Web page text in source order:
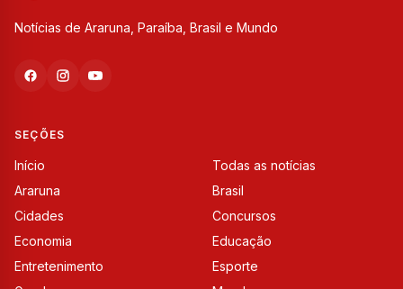
Notícias de Araruna, Paraíba, Brasil e Mundo
SEÇÕES
Início
Todas as notícias
Araruna
Brasil
Cidades
Concursos
Economia
Educação
Entretenimento
Esporte